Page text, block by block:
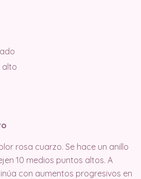
alto
rosa cuarzo. Se hace un anillo
10 medios puntos altos. A
con aumentos progresivos en